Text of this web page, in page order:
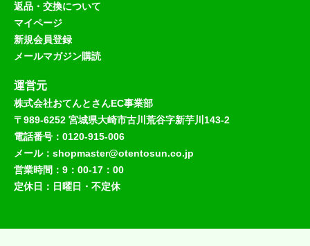
返品・交換について
マイページ
新規会員登録
メールマガジン購読
運営元
株式会社おてんとさんEC事業部
〒989-6252 宮城県大崎市古川荒谷字新芋川143-2
電話番号：0120-915-006
メール：shopmaster@otentosun.co.jp
営業時間：9：00-17：00
定休日：日曜日・不定休